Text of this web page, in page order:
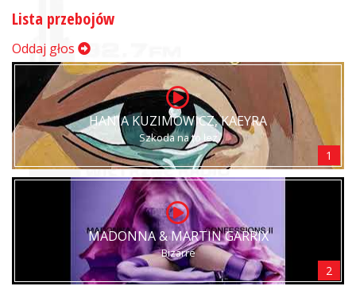
Lista przebojów
Oddaj głos
HANIA KUZIMOWICZ, KAEYRA
Szkoda na to łez
1
MADONNA & MARTIN GARRIX
Bizarre
2